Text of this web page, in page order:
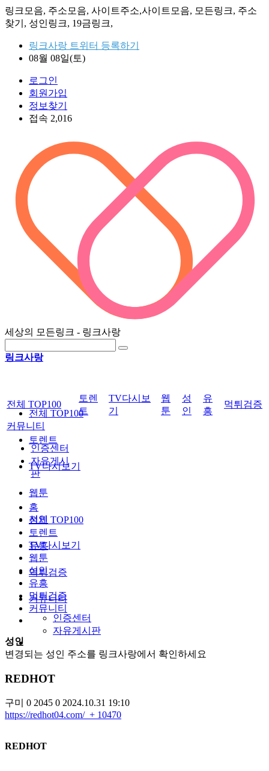
링크모음, 주소모음, 사이트주소,사이트모음, 모든링크, 주소
찾기, 성인링크, 19금링크,
링크사랑 트위터 등록하기
08월 08일(토)
로그인
회원가입
정보찾기
접속 2,016
세상의 모든링크 - 링크사랑
링크사랑
전체 TOP100
토렌트
TV다시보기
웹툰
성인
유흥
먹튀검증
커뮤니티
인증센터
자유게시판
전체 TOP100
토렌
트
TV다시보
기
웹
툰
성
인
유
흥
먹튀검증
커뮤니티
인증센터
자유게시
판
홈
전체 TOP100
토렌트
TV다시보기
웹툰
성인
유흥
먹튀검증
커뮤니티
성인
변경되는 성인 주소를 링크사랑에서 확인하세요
REDHOT
구미 0 2045 0 2024.10.31 19:10
https://redhot04.com/ + 10470
REDHOT